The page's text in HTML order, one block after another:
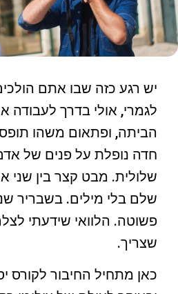
יש רגע כזה שבו אתם
לגמרי, אולי בדרך לעבודה
הביתה, ופתאום משהו
חדה נופלת על פנים של
שלולית. מבט קצר בין שני
שלם בלי מילים. בשבריר
פשוטה. הלוואי שידעתי
שצריך.
כאן מתחיל החיבור לקורס